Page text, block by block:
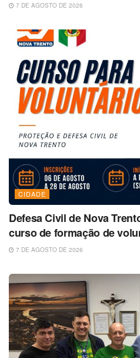
7 DE AGOSTO DE 2026
CIDADE
Defesa Civil de Nova
curso de formação de
7 DE AGOSTO DE 2026